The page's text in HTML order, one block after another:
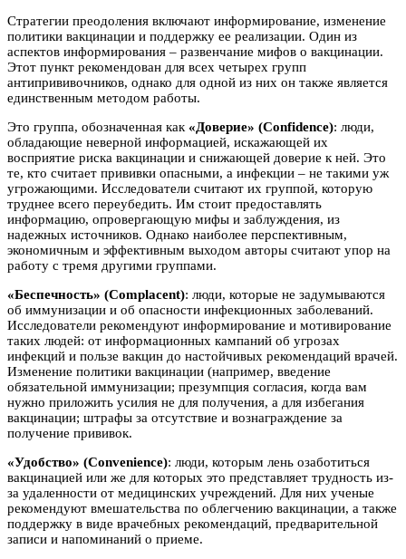
Стратегии преодоления включают информирование, изменение
политики вакцинации и поддержку ее реализации. Один из
аспектов информирования – развенчание мифов о вакцинации.
Этот пункт рекомендован для всех четырех групп
антипрививочников, однако для одной из них он также является
единственным методом работы.
Это группа, обозначенная как «Доверие» (Confidence): люди,
обладающие неверной информацией, искажающей их
восприятие риска вакцинации и снижающей доверие к ней. Это
те, кто считает прививки опасными, а инфекции – не такими уж
угрожающими. Исследователи считают их группой, которую
труднее всего переубедить. Им стоит предоставлять
информацию, опровергающую мифы и заблуждения, из
надежных источников. Однако наиболее перспективным,
экономичным и эффективным выходом авторы считают упор на
работу с тремя другими группами.
«Беспечность» (Complacent): люди, которые не задумываются
об иммунизации и об опасности инфекционных заболеваний.
Исследователи рекомендуют информирование и мотивирование
таких людей: от информационных кампаний об угрозах
инфекций и пользе вакцин до настойчивых рекомендаций врачей.
Изменение политики вакцинации (например, введение
обязательной иммунизации; презумпция согласия, когда вам
нужно приложить усилия не для получения, а для избегания
вакцинации; штрафы за отсутствие и вознаграждение за
получение прививок.
«Удобство» (Convenience): люди, которым лень озаботиться
вакцинацией или же для которых это представляет трудность из-
за удаленности от медицинских учреждений. Для них ученые
рекомендуют вмешательства по облегчению вакцинации, а также
поддержку в виде врачебных рекомендаций, предварительной
записи и напоминаний о приеме.